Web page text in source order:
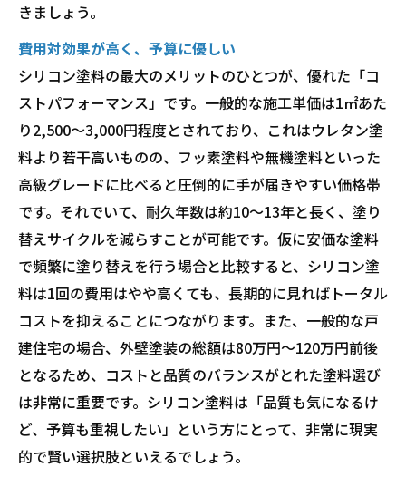
きましょう。
費用対効果が高く、予算に優しい
シリコン塗料の最大のメリットのひとつが、優れた「コ
ストパフォーマンス」です。一般的な施工単価は1㎡あた
り2,500〜3,000円程度とされており、これはウレタン塗
料より若干高いものの、フッ素塗料や無機塗料といった
高級グレードに比べると圧倒的に手が届きやすい価格帯
です。それでいて、耐久年数は約10〜13年と長く、塗り
替えサイクルを減らすことが可能です。仮に安価な塗料
で頻繁に塗り替えを行う場合と比較すると、シリコン塗
料は1回の費用はやや高くても、長期的に見ればトータル
コストを抑えることにつながります。また、一般的な戸
建住宅の場合、外壁塗装の総額は80万円〜120万円前後
となるため、コストと品質のバランスがとれた塗料選び
は非常に重要です。シリコン塗料は「品質も気になるけ
ど、予算も重視したい」という方にとって、非常に現実
的で賢い選択肢といえるでしょう。